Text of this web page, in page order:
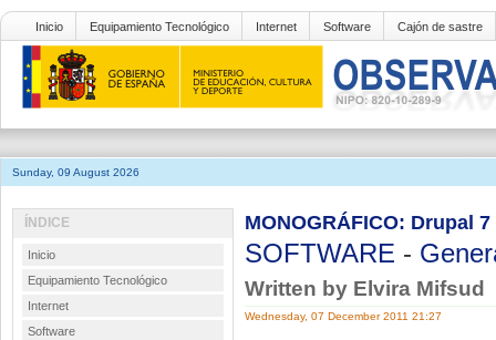
Inicio Equipamiento Tecnológico Internet Software Cajón de sastre
Sunday, 09 August 2026
MONOGRÁFICO: Drupal
SOFTWARE -
Written by Elvira Mifsud
Wednesday, 07 December 2011 21:27
ÍNDICE
Inicio
Equipamiento Tecnológico
Internet
Software